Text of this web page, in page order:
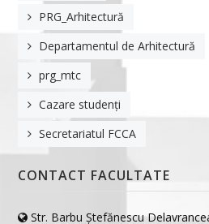
PRG_Arhitectură
Departamentul de Arhitectură
prg_mtc
Cazare studenți
Secretariatul FCCA
CONTACT FACULTATE
Str. Barbu Ştefănescu